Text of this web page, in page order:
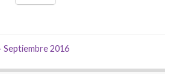
Septiembre 2016